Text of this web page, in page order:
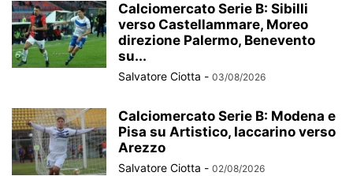
Calciomercato Serie B: Sibilli
verso Castellammare, Moreo
direzione Palermo, Benevento
su...
Salvatore Ciotta - 03/08/2026
Calciomercato Serie B: Modena e
Pisa su Artistico, Iaccarino verso
Arezzo
Salvatore Ciotta - 02/08/2026